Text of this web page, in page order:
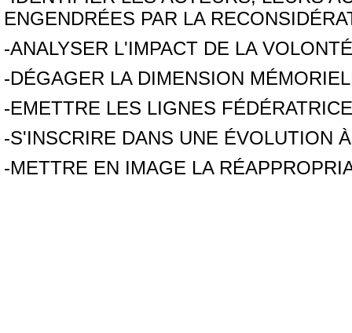
ENGENDRÉES PAR LA
-ANALYSER L'IMPACT DE LA
-DÉGAGER LA DIMENSION
-EMETTRE LES LIGNES
-S'INSCRIRE DANS UNE ÉVOLUTION
-METTRE EN IMAGE LA